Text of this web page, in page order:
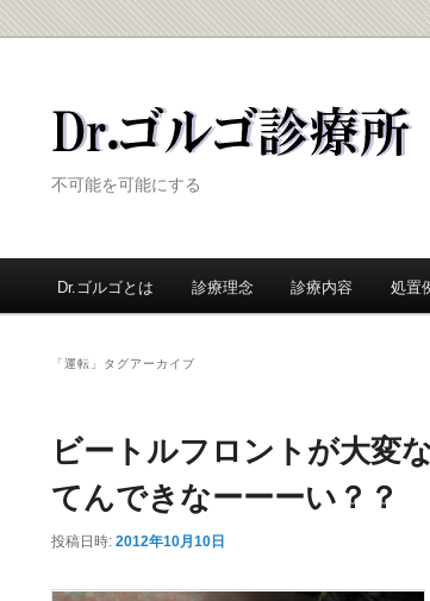
Dr.ゴルゴ診療所
不可能を可能にする
メ
コ
サ
ン
Dr.ゴルゴとは 診療理念 診療内容 処置
「 運転 」タグアーカイブ
ビートルフロントが大変
てんできなーーーい？？
投稿日時: 2012年10月10日